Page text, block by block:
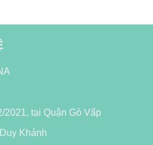
tại Quận Gò Vấp
Khánh